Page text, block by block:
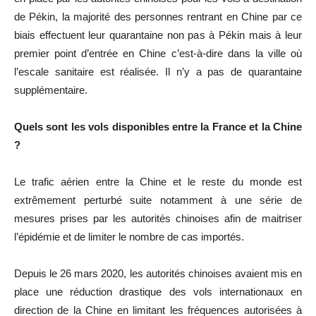
de Pékin, la majorité des personnes rentrant en Chine par ce
biais effectuent leur quarantaine non pas à Pékin mais à leur
premier point d’entrée en Chine c’est-à-dire dans la ville où
l’escale sanitaire est réalisée. Il n’y a pas de quarantaine
supplémentaire.
Quels sont les vols disponibles entre la France et la Chine
?
Le trafic aérien entre la Chine et le reste du monde est
extrêmement perturbé suite notamment à une série de
mesures prises par les autorités chinoises afin de maitriser
l’épidémie et de limiter le nombre de cas importés.
Depuis le 26 mars 2020, les autorités chinoises avaient mis en
place une réduction drastique des vols internationaux en
direction de la Chine en limitant les fréquences autorisées à